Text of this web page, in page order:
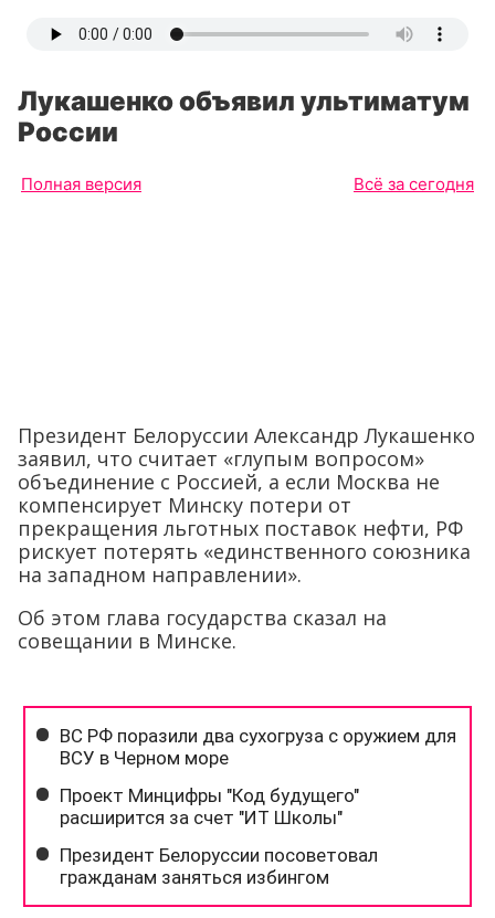
Лукашенко объявил ультиматум
России
Полная версия Всё за сегодня
Президент Белоруссии Александр Лукашенко
заявил, что считает «глупым вопросом»
объединение с Россией, а если Москва не
компенсирует Минску потери от
прекращения льготных поставок нефти, РФ
рискует потерять «единственного союзника
на западном направлении».
Об этом глава государства сказал на
совещании в Минске.